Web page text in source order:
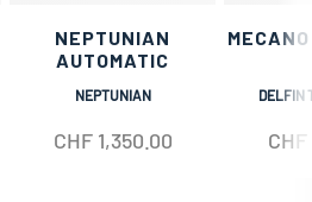
NEPTUNIAN
AUTOMATIC
NEPTUNIAN
CHF1,350.00
DELFIN
CHF